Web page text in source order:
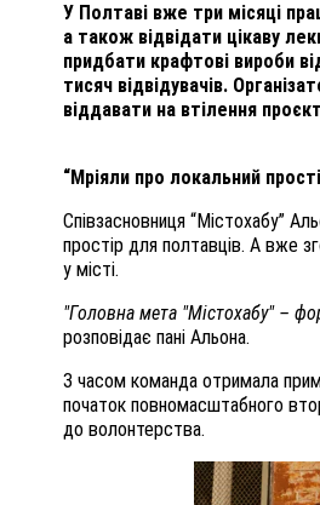
У Полтаві вже три місяці
а також відвідати цікаву
придбати крафтові вироби
тисяч відвідувачів.
віддавати на втілення
“Мріяли про локальний
Співзасновниця “Містохабу”
простір для полтавців. А вже
у місті.
"Головна мета "Містохабу" –
розповідає пані Альона.
З часом команда отримала
початок повномасштабного
до волонтерства.